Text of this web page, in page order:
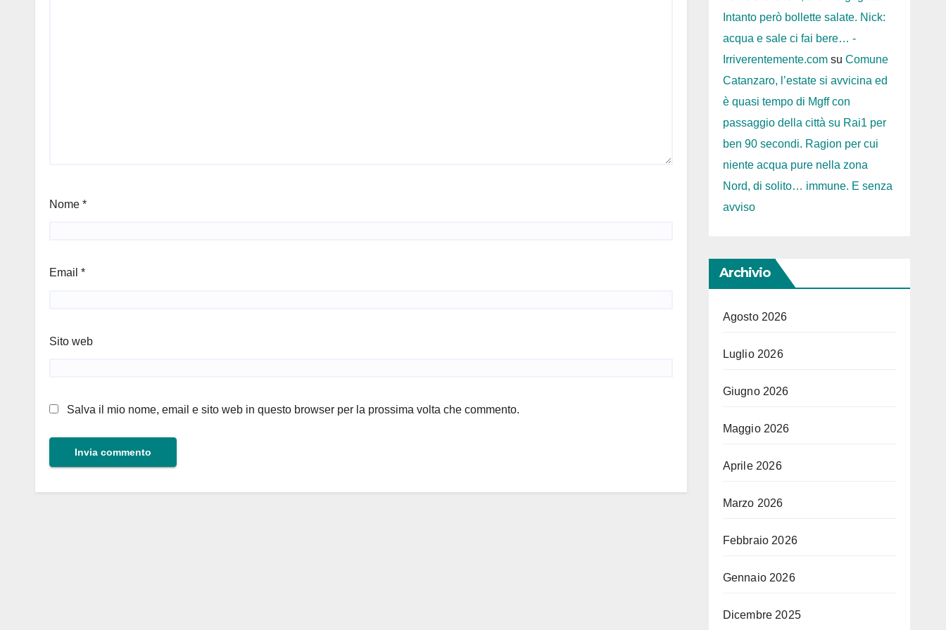
Nome *
Email *
Sito web
Salva il mio nome, email e sito web in questo browser per la prossima volta che commento.
Intanto però bollette salate. Nick:
acqua e sale ci fai bere… -
Irriverentemente.comsu Comune
Catanzaro, l’estate si avvicina ed
è quasi tempo di Mgff con
passaggio della città su Rai1 per
ben 90 secondi. Ragion per cui
niente acqua pure nella zona
Nord, di solito… immune. E senza
avviso
Archivio
Agosto 2026
Luglio 2026
Giugno 2026
Maggio 2026
Aprile 2026
Marzo 2026
Febbraio 2026
Gennaio 2026
Dicembre 2025